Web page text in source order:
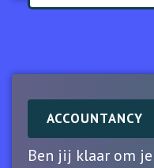
ACCOUNTANCY
Assistent-
Ben jij klaar om